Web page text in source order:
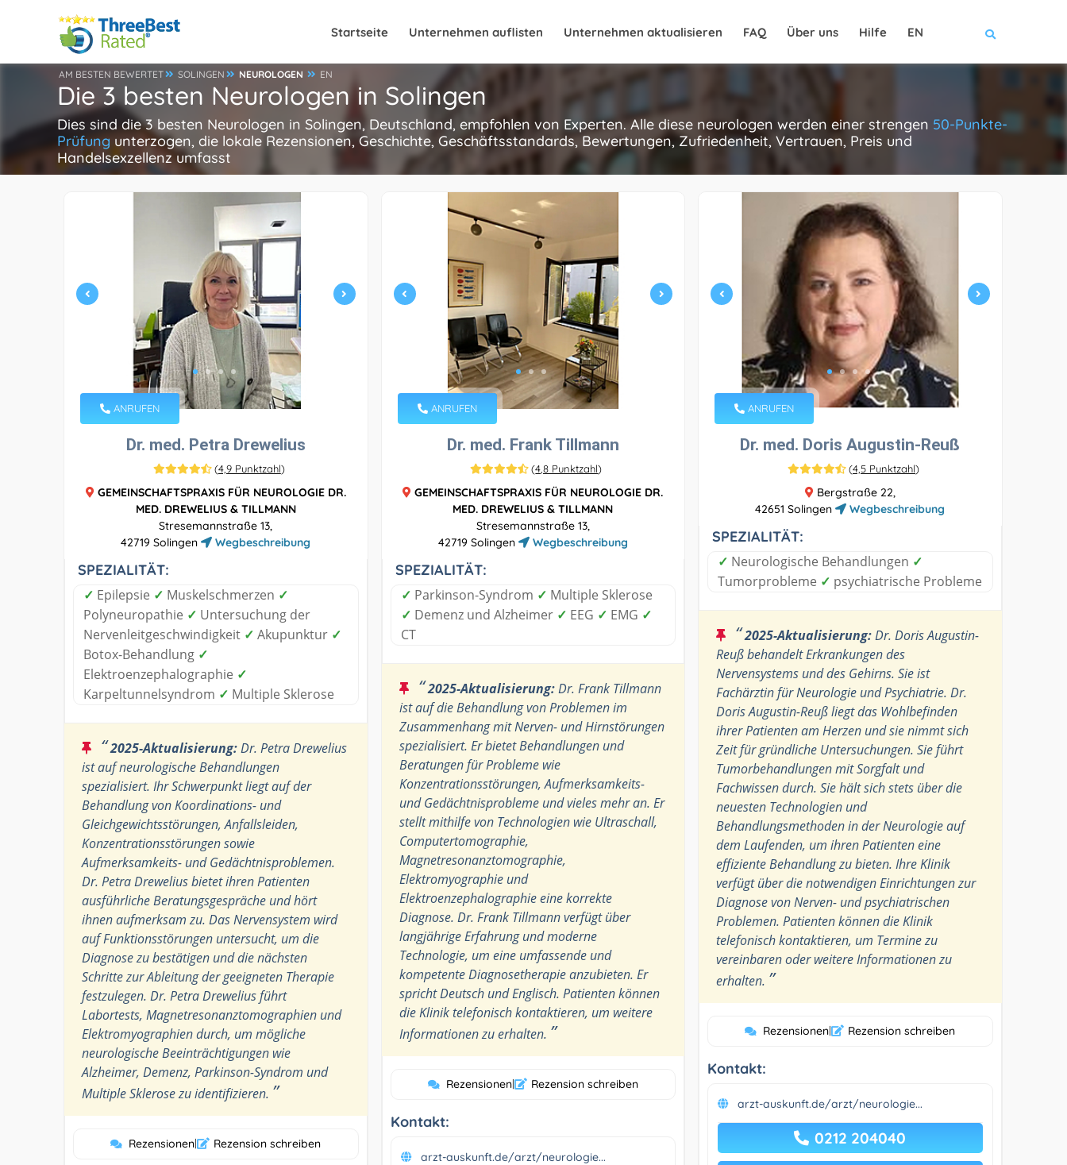
Startseite Unternehmen auflisten Unternehmen aktualisieren FAQ Über uns Hilfe EN
AM BESTEN BEWERTET SOLINGEN NEUROLOGEN EN
Die 3 besten Neurologen in Solingen
Dies sind die 3 besten Neurologen in Solingen, Deutschland, empfohlen von Experten. Alle diese neurologen werden einer strengen 50-Punkte-
Prüfung unterzogen, die lokale Rezensionen, Geschichte, Geschäftsstandards, Bewertungen, Zufriedenheit, Vertrauen, Preis und
Handelsexzellenz umfasst
ANRUFEN
Dr. med. Petra Drewelius
(4,9 Punktzahl)
GEMEINSCHAFTSPRAXIS FÜR NEUROLOGIE DR.
MED. DREWELIUS & TILLMANN
Stresemannstraße 13,
42719 Solingen
Wegbeschreibung
SPEZIALITÄT:
✓ Epilepsie ✓ Muskelschmerzen ✓
Polyneuropathie ✓ Untersuchung der
Nervenleitgeschwindigkeit ✓ Akupunktur ✓
Botox-Behandlung ✓
Elektroenzephalographie ✓
Karpeltunnelsyndrom ✓ Multiple Sklerose
“2025-Aktualisierung:Dr. Petra Drewelius
ist auf neurologische Behandlungen
spezialisiert. Ihr Schwerpunkt liegt auf der
Behandlung von Koordinations- und
Gleichgewichtsstörungen, Anfallsleiden,
Konzentrationsstörungen sowie
Aufmerksamkeits- und Gedächtnisproblemen.
Dr. Petra Drewelius bietet ihren Patienten
ausführliche Beratungsgespräche und hört
ihnen aufmerksam zu. Das Nervensystem wird
auf Funktionsstörungen untersucht, um die
Diagnose zu bestätigen und die nächsten
Schritte zur Ableitung der geeigneten Therapie
festzulegen. Dr. Petra Drewelius führt
Labortests, Magnetresonanztomographien und
Elektromyographien durch, um mögliche
neurologische Beeinträchtigungen wie
Alzheimer, Demenz, Parkinson-Syndrom und
Multiple Sklerose zu identifizieren. ”
Rezensionen| Rezension schreiben
ANRUFEN
Dr. med. Frank Tillmann
(4,8 Punktzahl)
GEMEINSCHAFTSPRAXIS FÜR NEUROLOGIE DR.
MED. DREWELIUS & TILLMANN
Stresemannstraße 13,
42719 Solingen
Wegbeschreibung
SPEZIALITÄT:
✓ Parkinson-Syndrom ✓ Multiple Sklerose
✓ Demenz und Alzheimer ✓ EEG ✓ EMG ✓
CT
“2025-Aktualisierung:Dr. Frank Tillmann
ist auf die Behandlung von Problemen im
Zusammenhang mit Nerven- und Hirnstörungen
spezialisiert. Er bietet Behandlungen und
Beratungen für Probleme wie
Konzentrationsstörungen, Aufmerksamkeits-
und Gedächtnisprobleme und vieles mehr an. Er
stellt mithilfe von Technologien wie Ultraschall,
Computertomographie,
Magnetresonanztomographie,
Elektromyographie und
Elektroenzephalographie eine korrekte
Diagnose. Dr. Frank Tillmann verfügt über
langjährige Erfahrung und moderne
Technologie, um eine umfassende und
kompetente Diagnosetherapie anzubieten. Er
spricht Deutsch und Englisch. Patienten können
die Klinik telefonisch kontaktieren, um weitere
Informationen zu erhalten. ”
Rezensionen| Rezension schreiben
Kontakt:
arzt-auskunft.de/arzt/neurologie...
ANRUFEN
Dr. med. Doris Augustin-Reuß
(4,5 Punktzahl)
Bergstraße 22,
42651 Solingen
Wegbeschreibung
SPEZIALITÄT:
✓ Neurologische Behandlungen ✓
Tumorprobleme ✓ psychiatrische Probleme
“2025-Aktualisierung:Dr. Doris Augustin-
Reuß behandelt Erkrankungen des
Nervensystems und des Gehirns. Sie ist
Fachärztin für Neurologie und Psychiatrie. Dr.
Doris Augustin-Reuß liegt das Wohlbefinden
ihrer Patienten am Herzen und sie nimmt sich
Zeit für gründliche Untersuchungen. Sie führt
Tumorbehandlungen mit Sorgfalt und
Fachwissen durch. Sie hält sich stets über die
neuesten Technologien und
Behandlungsmethoden in der Neurologie auf
dem Laufenden, um ihren Patienten eine
effiziente Behandlung zu bieten. Ihre Klinik
verfügt über die notwendigen Einrichtungen zur
Diagnose von Nerven- und psychiatrischen
Problemen. Patienten können die Klinik
telefonisch kontaktieren, um Termine zu
vereinbaren oder weitere Informationen zu
erhalten. ”
Rezensionen| Rezension schreiben
Kontakt:
arzt-auskunft.de/arzt/neurologie...
0212 204040